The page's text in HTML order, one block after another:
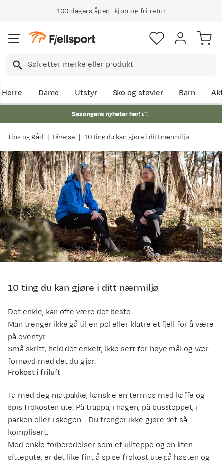
100 dagers åpent kjøp og fri retur
Herre Dame Utstyr Sko og støvler Barn
Sesongens nyheter her!👉
Tips og Råd Diverse 10 ting du kan gjøre i ditt nærmiljø
10 ting du kan gjøre i ditt nærmiljø
Det enkle, kan ofte være det beste.
Man trenger ikke gå til en pol eller klatre et fjell for å være
på eventyr.
Små skritt, hold det enkelt, ikke sett for høye mål og vær
fornøyd med det du gjør.
Frokost i friluft
Ta med deg matpakke, kanskje en termos med kaffe og
spis frokosten ute. På trappa, i hagen, på busstoppet, i
parken eller i skogen - Du trenger ikke gjøre det så
komplisert.
Med enkle forberedelser som et ullteppe og en liten
sittepute, er det like fint å spise frokost ute på høsten og